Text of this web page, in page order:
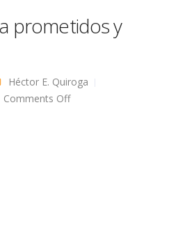
prometidos y
Héctor E. Quiroga
Comments Offon Solicitudes para